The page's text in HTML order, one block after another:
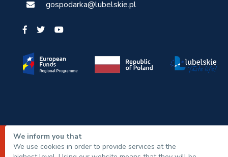
gospodarka@lubelskie.pl
© Marshal's Office of the Lubelskie Voivodeship 2022
We inform you that
We use cookies in order to provide services at the